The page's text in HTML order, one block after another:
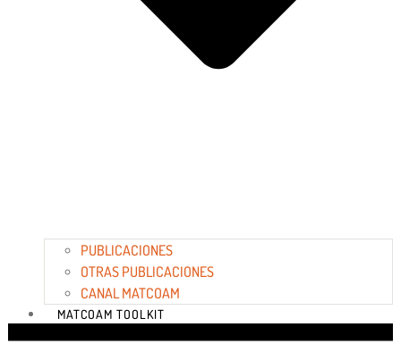
PUBLICACIONES
OTRAS PUBLICACIONES
CANAL MATCOAM
MATCOAM TOOLKIT